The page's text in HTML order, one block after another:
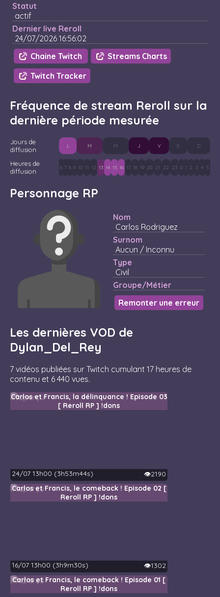
Statut
actif
Dernier live Reroll
24/07/2026 16:56:02
Chaine Twitch
Streams Charts
Twitch Tracker
Fréquence de stream Reroll sur la
dernière période mesurée
Jours de
diffusion
L M M J V S D
Heures de
diffusion
6 7 8 9 10 11 12 13 14 15 16 17 18 19 20 21 22 23 0 1 2 3 4 5
Personnage RP
Nom
Carlos Rodriguez
Surnom
Aucun / Inconnu
Type
Civil
Groupe/Métier
Remonter une erreur
Les dernières VOD de
Dylan_Del_Rey
7 vidéos publiées sur Twitch cumulant 17 heures de
contenu et 6 440 vues.
Carlos et Francis, la délinquance ! Episode 03
[ Reroll RP ] !dons
24/07 13h00 (3h53m44s)
👁️2190
Carlos et Francis, le comeback ! Episode 02 [
Reroll RP ] !dons
16/07 13h00 (3h9m30s)
👁️1302
Carlos et Francis, le comeback ! Episode 01 [
Reroll RP ] !dons